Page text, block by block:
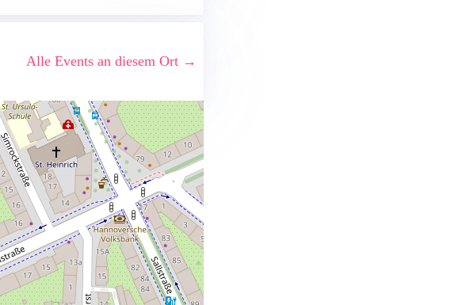
Alle Events an diesem Ort →